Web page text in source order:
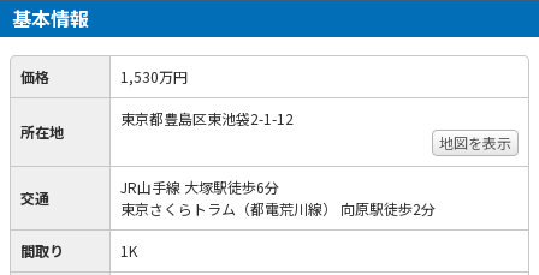
基本情報
価格 1,530万円
所在地
東京都豊島区東池袋2-1-12
地図を表示
交通
JR山手線 大塚駅徒歩6分
東京さくらトラム（都電荒川線） 向原駅徒歩2分
間取り 1K